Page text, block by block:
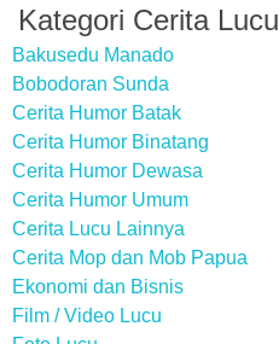
Kategori Cerita Lucu
Bakusedu Manado
Bobodoran Sunda
Cerita Humor Batak
Cerita Humor Binatang
Cerita Humor Dewasa
Cerita Humor Umum
Cerita Lucu Lainnya
Cerita Mop dan Mob Papua
Ekonomi dan Bisnis
Film / Video Lucu